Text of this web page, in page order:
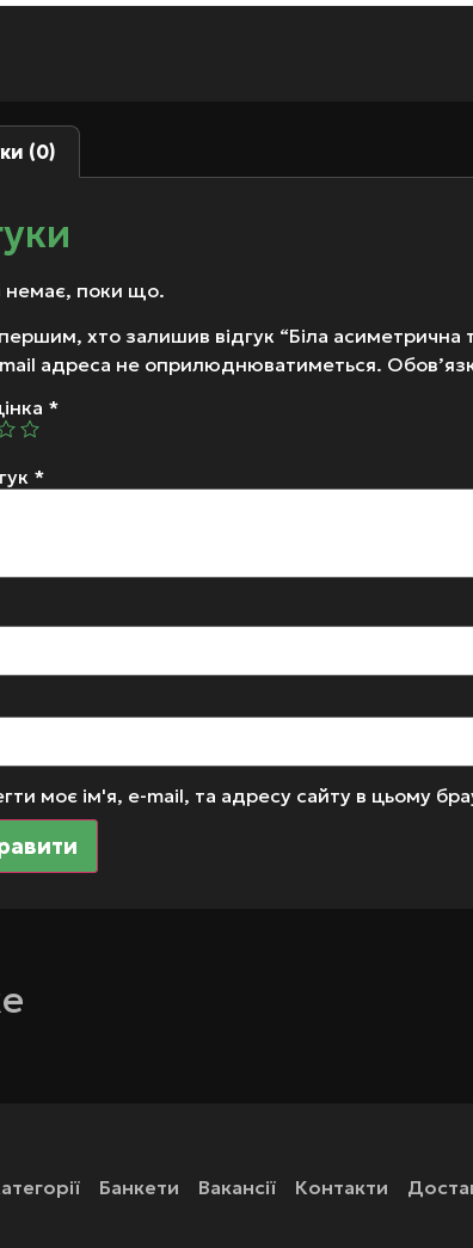
(0)
немає, поки що.
хто залишив відгук “Біла асиметрична
адреса не оприлюднюватиметься.
*
*
моє ім'я, e-mail, та адресу сайту в цьому
Банкети Вакансії Контакти